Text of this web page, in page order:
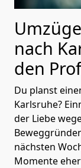
nach
den
Du planst
Karlsruhe?
der Liebe
nächsten
Momente